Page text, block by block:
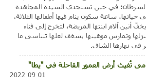
في حين تستجدي السيدة المجاهدة
حياتها، ساعة سكون ينام فيها أطفالها الثلاثة،
أنين آلام ابنتها المريضة، لتخرج إلى فناء
وتمارس موهبتها بشغف لعلها تتناسى ما
في نهارها الشاق.
تُغيث أرض العمور القاحلة في "يطا"
2022-09-01